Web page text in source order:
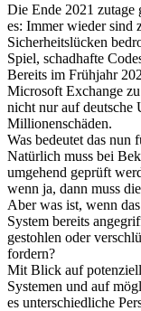
Die Ende 2021 zutage
es: Immer wieder sind
Sicherheitslücken
Spiel, schadhafte
Bereits im Frühjahr
Microsoft Exchange
nicht nur auf deutsche
Millionenschäden.
Was bedeutet das nun
Natürlich muss bei
umgehend geprüft
wenn ja, dann muss
Aber was ist, wenn
System bereits
gestohlen oder
fordern?
Mit Blick auf
Systemen und auf
es unterschiedliche